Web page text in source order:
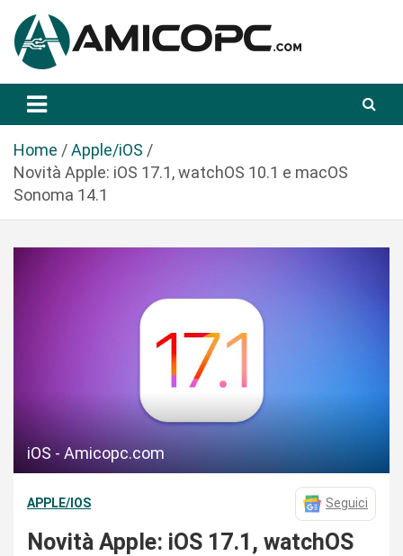
a
Amicopc.com
Home
Apple/iOS
Novità Apple: iOS 17.1, watchOS 10.1 e macOS
Sonoma 14.1
iOS - Amicopc.com
APPLE/IOS Seguici
Novità Apple: iOS 17.1, watchOS